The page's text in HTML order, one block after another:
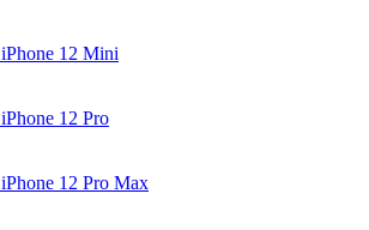
iPhone 12 Mini
iPhone 12 Pro
iPhone 12 Pro Max